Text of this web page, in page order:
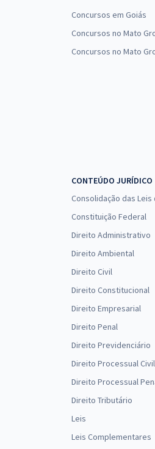
Concursos em Goiás
Concursos no Mato
Concursos no Mato
CONTEÚDO JURÍDICO
Consolidação das Leis
Constituição Federal
Direito Administrativo
Direito Ambiental
Direito Civil
Direito Constitucional
Direito Empresarial
Direito Penal
Direito Previdenciário
Direito Processual Civil
Direito Processual
Direito Tributário
Leis
Leis Complementares